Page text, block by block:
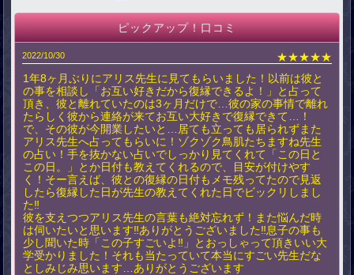
ピックアップ！口コミ
2022/10/30
★★★★★
1年8ヶ月ぶりにアリス先生に見てもらいました！以前は彼と
の事を相談し「お互い好きだから復縁できるよ！」と占って
頂き、彼と離れていたのは3ヶ月だけで…彼の家の事情で離れ
たらしく彼から連絡が来てお互い大好きで復縁できて…！
で、その彼が今開業したいと…居ても立っても居られずまた
アリス先生へ占ってもらいに！ゾクゾク鳥肌たちますね先生
の占い！手を抜かない占いでしっかり見てくれて「この日と
この日。」とか日付も教えてくれるので、目安が付けやす
く！そー言えば、彼との復縁の日付もメモ残ってたので見返
したら復縁した日が先生の教えてくれた日でビックリしまし
た‼️
彼を支えつつアリス先生の言葉も絶対忘れず！また悩んだ時
は伺いたいと思います‼️ありがとうございました‼️息子の事も
少し聞いた時「この子すごいよ‼️」とおっしゃって頂きいい大
学受かりました！それも当たっていて本当にすごい先生だな
としみじみ思います…ありがとうございます